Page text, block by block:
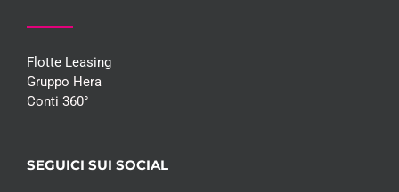
Flotte Leasing
Gruppo Hera
Conti 360°
SEGUICI SUI SOCIAL